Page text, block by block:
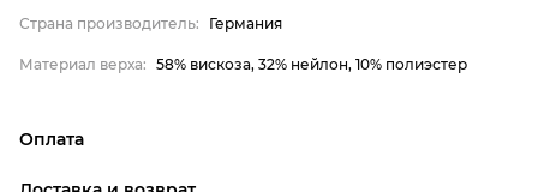
Страна производитель
Материал верха
Страна производитель: Германия
Материал верха: 58% вискоза, 32% нейлон, 10% полиэстер
Оплата